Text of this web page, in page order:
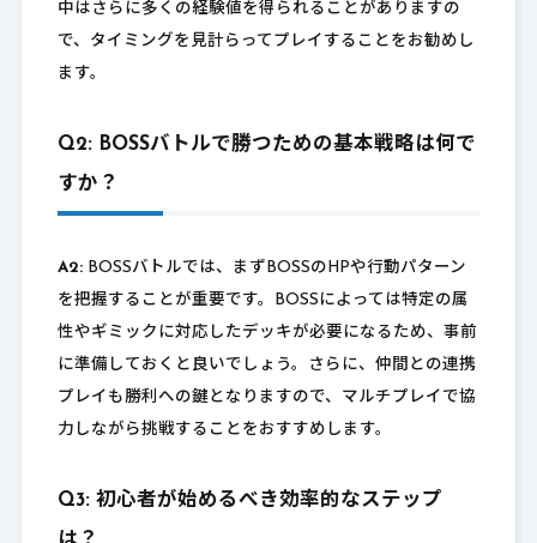
中はさらに多くの経験値を得られることがありますの
で、タイミングを見計らってプレイすることをお勧めし
ます。
Q2: BOSSバトルで勝つための基本戦略は何で
すか？
A2:BOSSバトルでは、まずBOSSのHPや行動パターン
を把握することが重要です。BOSSによっては特定の属
性やギミックに対応したデッキが必要になるため、事前
に準備しておくと良いでしょう。さらに、仲間との連携
プレイも勝利への鍵となりますので、マルチプレイで協
力しながら挑戦することをおすすめします。
Q3: 初心者が始めるべき効率的なステップ